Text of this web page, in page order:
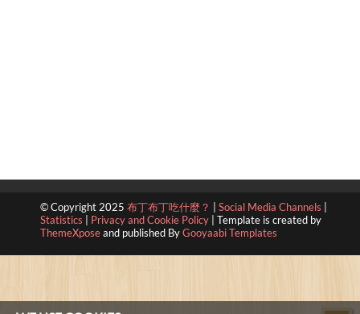
© Copyright 2025 布丁布丁吃什麼？ Social Media Channels
Statistics
Privacy and Cookie Policy
Template is created by
ThemeXposeand published ByGooyaabi Templates